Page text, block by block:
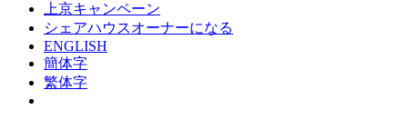
上京キャンペーン
シェアハウスオーナーになる
ENGLISH
簡体字
繁体字